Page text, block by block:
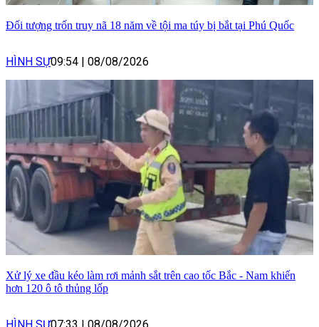
Đối tượng trốn truy nã 18 năm về tội ma túy bị bắt tại Phú Quốc
HÌNH SỰ09:54 08/08/2026
Xử lý xe đầu kéo làm rơi mảnh sắt trên cao tốc Bắc - Nam khiến
hơn 120 ô tô thủng lốp
HÌNH SỰ07:33 | 08/08/2026